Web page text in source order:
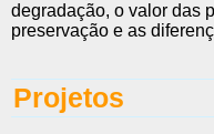
degradação, o valor das
preservação e as
Projetos